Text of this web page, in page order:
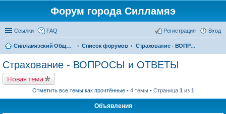
Форум города Силламяэ
Ссылки FAQ Вход
Регистрация
Силламяэский Общественный Новостной портал Список форумов Страхование - ВОПРОСЫ и ОТВЕТЫ
Страхование - ВОПРОСЫ и ОТВЕТЫ
Новая тема
Отметить все темы как прочтённые• 4 темы • Страница 1 из 1
Объявления